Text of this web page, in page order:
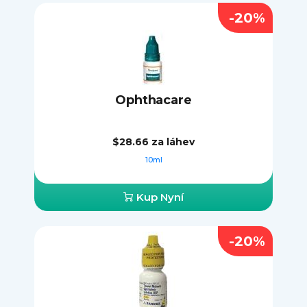
Ophthacare
$28.66 za láhev
10ml
Kup Nyní
-20%
-20%